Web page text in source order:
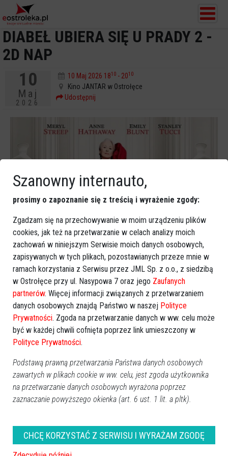
DIABEŁ UBIERA SIĘ U PRADY 2 -
2D NAP
10
Maj
2026
10 Maj 2026 1810 - 2010
Kino JANTAR w Ostrołęce
Udostępnij
Prod. USA 2026, dramat/komedia, 120 min
Szanowny internauto,
prosimy o zapoznanie się z treścią i wyrażenie zgody:
Zgadzam się na przechowywanie w moim urządzeniu plików
cookies, jak też na przetwarzanie w celach analizy moich
zachowań w niniejszym Serwisie moich danych osobowych,
zapisywanych w tych plikach, pozostawianych przeze mnie w
ramach korzystania z Serwisu przez JML Sp. z o.o., z siedzibą
w Ostrołęce przy ul. Nasypowa 7 oraz jego Zaufanych
partnerów. Więcej informacji związanych z przetwarzaniem
danych osobowych znajdą Państwo w naszej Polityce
Prywatności. Zgoda na przetwarzanie danych w ww. celu może
być w każdej chwili cofnięta poprzez link umieszczony w
Polityce Prywatności.
Podstawą prawną przetwarzania Państwa danych osobowych
zawartych w plikach cookie w ww. celu, jest zgoda użytkownika
na przetwarzanie danych osobowych wyrażona poprzez
zaznaczanie powyższego okienka (art. 6 ust. 1 lit. a pltk).
dostępu do swoich danych, prawo do ich sprostowania, prawo
do usunięcia danych, prawo do ograniczenia przetwarzania oraz
CHCĘ KORZYSTAĆ Z SERWISU I WYRAŻAM ZGODĘ